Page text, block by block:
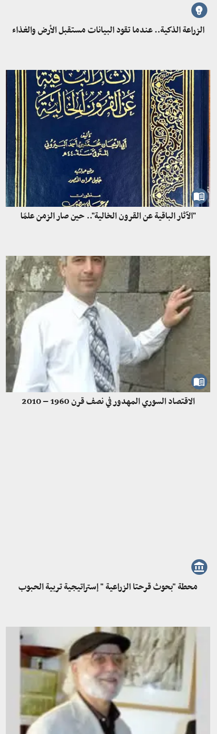
الزراعة الذكية.. عندما تقود البيانات مستقبل الأرض والغذاء
"الآثار الباقية عن القرون الخالية".. حين صار الزمن علمًا
الاقتصاد السوري المهدور في نصف قرن 1960 – 2010
محطة "بحوث قرحتا الزراعية " إستراتيجية تربية الحبوب